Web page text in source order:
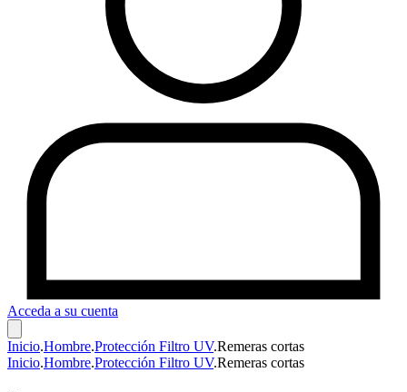
Acceda a su cuenta
Inicio.Hombre.Protección Filtro UV.Remeras cortas
Inicio.Hombre.Protección Filtro UV.Remeras cortas